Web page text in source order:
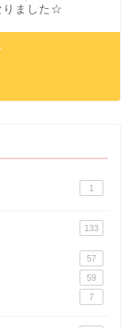
りました☆
1
133
57
59
7